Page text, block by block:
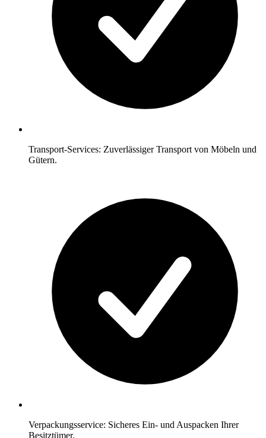
Transport-Services: Zuverlässiger Transport von Möbeln und
Gütern.
Verpackungsservice: Sicheres Ein- und Auspacken Ihrer
Besitztümer.